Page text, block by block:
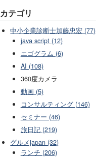
カテゴリ
中小企業診断士加藤忠宏 (77)
java script (12)
エゴグラム (6)
AI (108)
360度カメラ
動画 (5)
コンサルティング (146)
セミナー (46)
旅日記 (219)
グルメjapan (32)
ランチ (206)